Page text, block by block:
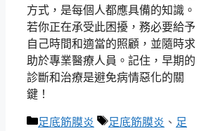
方式，是每個人都應具備的知識。
若你正在承受此困擾，務必要給予
自己時間和適當的照顧，並隨時求
助於專業醫療人員。記住，早期的
診斷和治療是避免病情惡化的關
鍵！
分
足底筋膜炎
標
足底筋膜炎 、 足